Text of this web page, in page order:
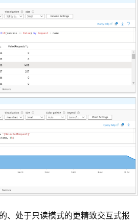
、处于只读模式的更精致交互式报